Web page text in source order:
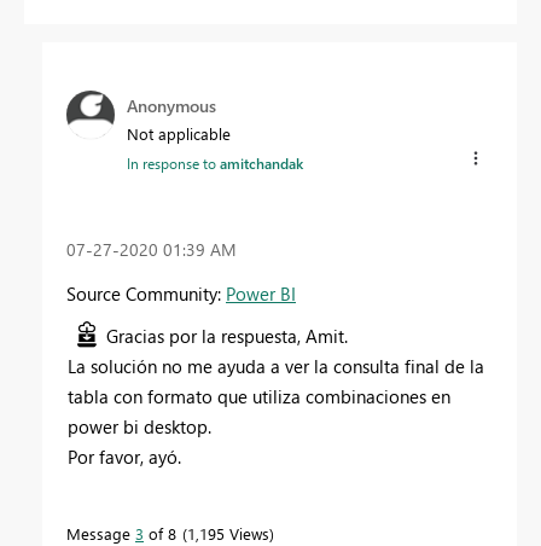
Anonymous
Not applicable
In response toamitchandak
‎07-27-2020 01:39 AM
Source Community: Power BI
Gracias por la respuesta, Amit.
La solución no me ayuda a ver la consulta final de la
tabla con formato que utiliza combinaciones en
power bi desktop.
Por favor, ayó.
Message 3 of 8 1,195 Views